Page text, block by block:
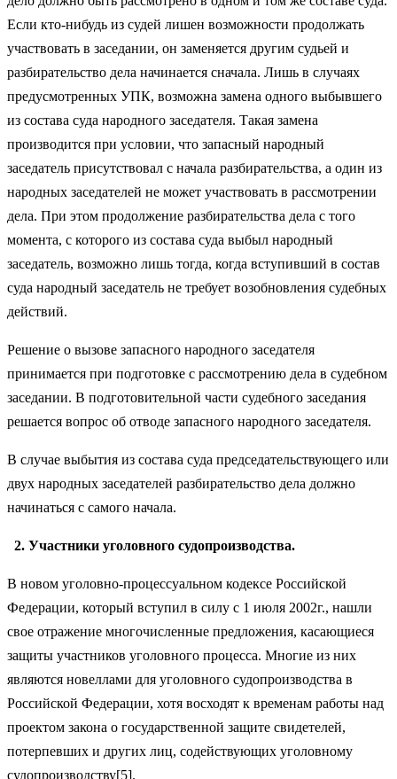
Если кто-нибудь из судей лишен возможности продолжать
участвовать в заседании, он заменяется другим судьей и
разбирательство дела начинается сначала. Лишь в случаях
предусмотренных УПК, возможна замена одного выбывшего
из состава суда народного заседателя. Такая замена
производится при условии, что запасный народный
заседатель присутствовал с начала разбирательства, а один из
народных заседателей не может участвовать в рассмотрении
дела. При этом продолжение разбирательства дела с того
момента, с которого из состава суда выбыл народный
заседатель, возможно лишь тогда, когда вступивший в состав
суда народный заседатель не требует возобновления судебных
действий.
Решение о вызове запасного народного заседателя
принимается при подготовке с рассмотрению дела в судебном
заседании. В подготовительной части судебного заседания
решается вопрос об отводе запасного народного заседателя.
В случае выбытия из состава суда председательствующего или
двух народных заседателей разбирательство дела должно
начинаться с самого начала.
2. Участники уголовного судопроизводства.
В новом уголовно-процессуальном кодексе Российской
Федерации, который вступил в силу с 1 июля 2002г., нашли
свое отражение многочисленные предложения, касающиеся
защиты участников уголовного процесса. Многие из них
являются новеллами для уголовного судопроизводства в
Российской Федерации, хотя восходят к временам работы над
проектом закона о государственной защите свидетелей,
потерпевших и других лиц, содействующих уголовному
судопроизводству[5].